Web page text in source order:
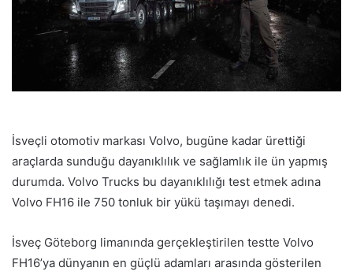
İsveçli otomotiv markası Volvo, bugüne kadar ürettiği
araçlarda sunduğu dayanıklılık ve sağlamlık ile ün yapmış
durumda. Volvo Trucks bu dayanıklılığı test etmek adına
Volvo FH16 ile 750 tonluk bir yükü taşımayı denedi.
İsveç Göteborg limanında gerçekleştirilen testte Volvo
FH16’ya dünyanın en güçlü adamları arasında gösterilen